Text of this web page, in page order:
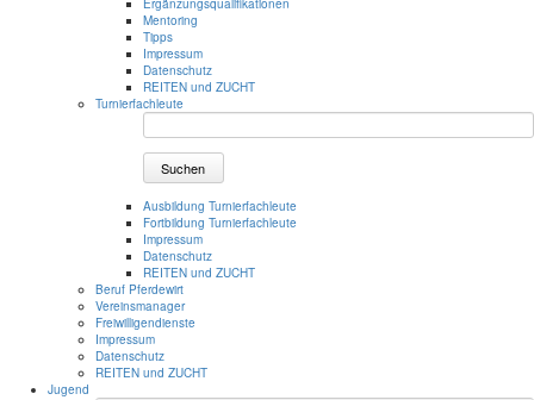
Ergänzungsqualifikationen
Mentoring
Tipps
Impressum
Datenschutz
REITEN und ZUCHT
Turnierfachleute
Suchen
Ausbildung Turnierfachleute
Fortbildung Turnierfachleute
Impressum
Datenschutz
REITEN und ZUCHT
Beruf Pferdewirt
Vereinsmanager
Freiwilligendienste
Impressum
Datenschutz
REITEN und ZUCHT
Jugend